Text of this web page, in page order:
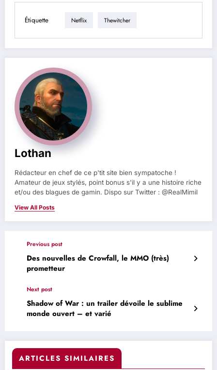
Étiquette Netflix Thewitcher
Lothan
Rédacteur en chef de ce p'tit site bien sympatoche !
Amateur de jeux stylés, point bonus s'il y a une histoire riche
et/ou des blagues de gamin. Dispo sur Twitter : @RealMimil
View All Posts
Previous post
Des nouvelles de Crowfall, le MMO (très)
prometteur
Next post
Shadow of War : un trailer dévoile le sublime
monde ouvert – et varié
ARTICLES SIMILAIRES